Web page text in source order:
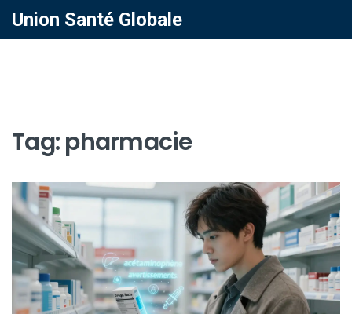
Union Santé Globale
Tag: pharmacie